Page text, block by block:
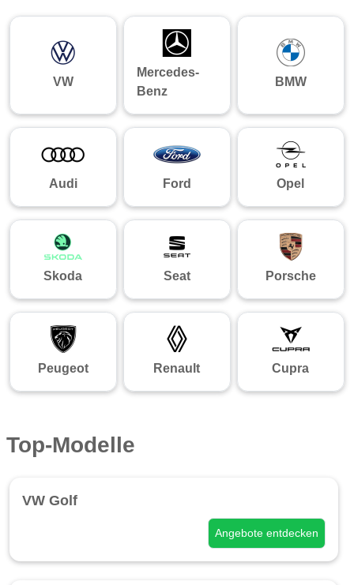
VW
Mercedes-
Benz
BMW
Audi Ford Opel
Skoda Seat Porsche
Peugeot Renault Cupra
Top-Modelle
VW Golf
Angebote entdecken